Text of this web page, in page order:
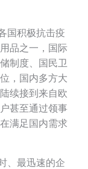
国积极抗击疫
品之一，国际
制度、国民卫
，国内多方大
续接到来自欧
甚至通过领事
满足国内需求
、最迅速的企